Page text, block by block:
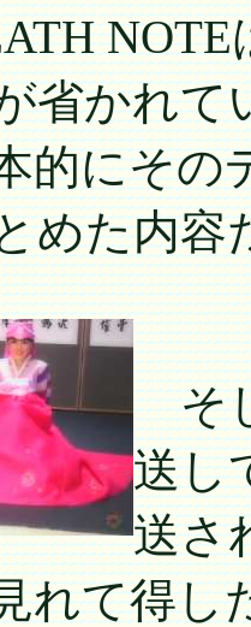
省かれ
的にその
めた内容
そし
送し
送さ
れて得し